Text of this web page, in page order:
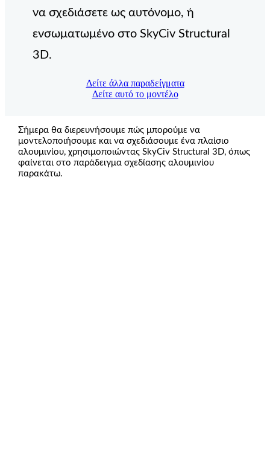
να σχεδιάσετε ως αυτόνομο, ή
ενσωματωμένο στο SkyCiv Structural
3D.
Δείτε άλλα παραδείγματα
Δείτε αυτό το μοντέλο
Σήμερα θα διερευνήσουμε πώς μπορούμε να
μοντελοποιήσουμε και να σχεδιάσουμε ένα πλαίσιο
αλουμινίου, χρησιμοποιώντας SkyCiv Structural 3D, όπως
φαίνεται στο παράδειγμα σχεδίασης αλουμινίου
παρακάτω.